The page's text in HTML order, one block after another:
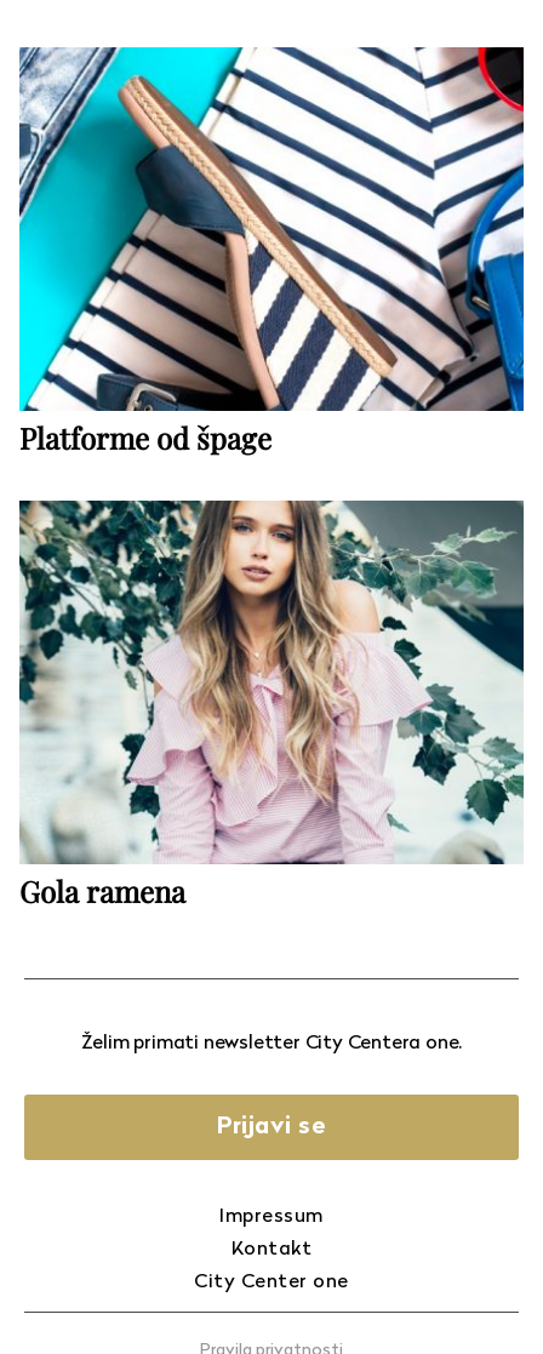
Platforme od špage
Gola ramena
Želim primati newsletter City Centera one.
Prijavi se
Impressum
Kontakt
City Center one